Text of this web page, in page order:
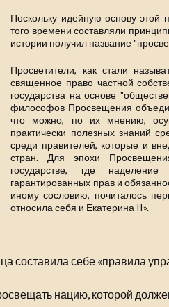
Поскольку идейную основу этой
того времени составляли
истории получил название
Просветители, как стали
священное право частной
государства на основе
философов Просвещения
что можно, по их мнению,
практически полезных знаний
среди правителей, которые и
стран. Для эпохи
государстве, где
гарантированных прав и
иному сословию, почиталось
относила себя и Екатерина II».
составила себе «правила
нацию, которой